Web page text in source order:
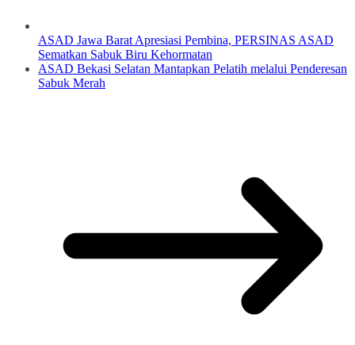
ASAD Jawa Barat Apresiasi Pembina, PERSINAS ASAD
Sematkan Sabuk Biru Kehormatan
ASAD Bekasi Selatan Mantapkan Pelatih melalui Penderesan
Sabuk Merah